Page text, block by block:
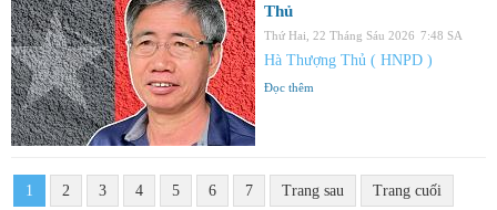
Thủ
Thứ Hai, 22 Tháng Sáu 2026 7:48 SA
Hà Thượng Thủ ( HNPD )
Đọc thêm
1 2 3 4 5 6 7 Trang sau Trang cuối